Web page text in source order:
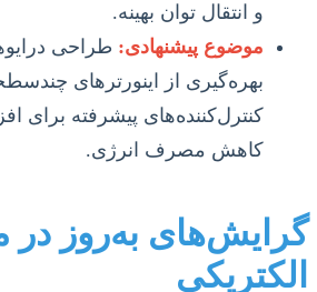
و انتقال توان بهینه.
موضوع پیشنهادی: طراحی
بهره‌گیری از اینورترهای
کنترل‌کننده‌های پیشرفته برای
کاهش مصرف انرژی.
گرایش‌های به‌روز در
الکتریکی